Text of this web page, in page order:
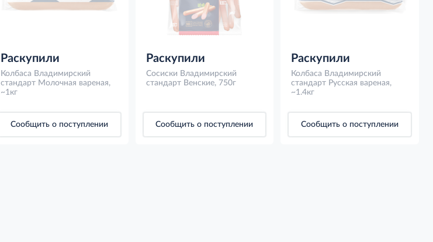
Раскупили
Колбаса Владимирский
стандарт Молочная вареная,
~1кг
Сообщить о поступлении
Раскупили
Сосиски Владимирский
стандарт Венские, 750г
Сообщить о поступлении
Раскупили
Колбаса Владимирский
стандарт Русская вареная,
~1.4кг
Сообщить о поступлении